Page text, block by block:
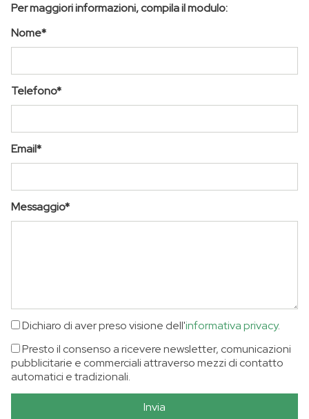
Per maggiori informazioni, compila il modulo:
Nome*
Telefono*
Email*
Messaggio*
Dichiaro di aver preso visione dell'informativa privacy.
Presto il consenso a ricevere newsletter, comunicazioni
pubblicitarie e commerciali attraverso mezzi di contatto
automatici e tradizionali.
Invia